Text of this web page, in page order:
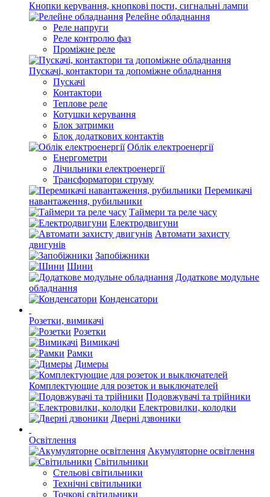
Кнопки керування, кнопкові пости, сигнальні лампи
Релейне обладнання
Реле напруги
Реле контролю фаз
Проміжне реле
Пускачі, контактори та допоміжне обладнання
Пускачі
Контактори
Теплове реле
Котушки керування
Блок затримки
Блок додаткових контактів
Облік електроенергії
Енергометри
Лічильники електроенергії
Трансформатори струму
Перемикачі
навантаження, рубильники
Таймери та реле часу
Електродвигуни
Автомати захисту
двигунів
Запобіжники
Шини
Додаткове модульне
обладнання
Конденсатори
Розетки, вимикачі
Розетки
Вимикачі
Рамки
Димеры
Комплектующие для розеток и выключателей
Подовжувачі та трійники
Електровилки, колодки
Дверні дзвоники
Освітлення
Акумуляторне освітлення
Світильники
Стельові світильники
Технічні світильники
Точкові світильники